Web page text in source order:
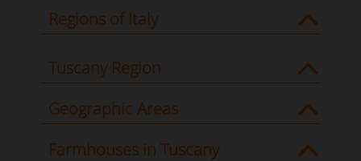
Regions of Italy
Tuscany Region
Geographic Areas
Farmhouses in Tuscany